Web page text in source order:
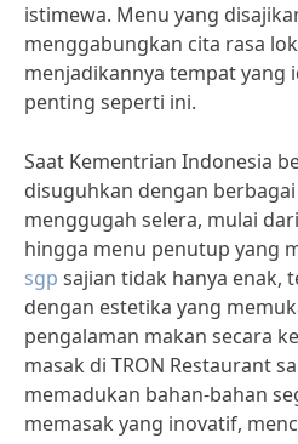
istimewa. Menu yang
menggabungkan cita rasa
menjadikannya tempat yang
penting seperti ini.
Saat Kementrian Indonesia
disuguhkan dengan
menggugah selera, mulai
hingga menu penutup yang
sgp sajian tidak hanya enak,
dengan estetika yang
pengalaman makan secara
masak di TRON Restaurant
memadukan bahan-bahan
memasak yang inovatif,